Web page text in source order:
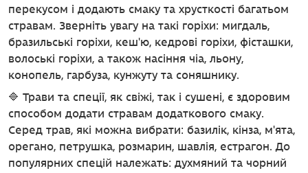
перекусом і додають смаку та хрусткості багатьом
стравам. Зверніть увагу на такі горіхи: мигдаль,
бразильські горіхи, кеш'ю, кедрові горіхи, фісташки,
волоські горіхи, а також насіння чіа, льону,
конопель, гарбуза, кунжуту та соняшнику.
🔷 Трави та спеції, як свіжі, так і сушені, є здоровим
способом додати стравам додаткового смаку.
Серед трав, які можна вибрати: базилік, кінза, м'ята,
орегано, петрушка, розмарин, шавлія, естрагон. До
популярних спецій належать: духмяний та чорний